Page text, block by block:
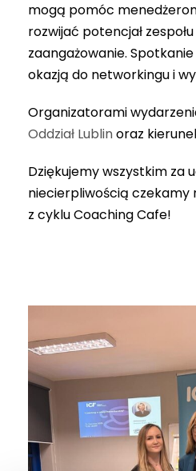
mogą pomóc
rozwijać potencjał
zaangażowanie.
okazją do networkingu i
Organizatorami
Oddział Lublinoraz
Dziękujemy wszystkim za
niecierpliwością czekamy
z cyklu Coaching Cafe!